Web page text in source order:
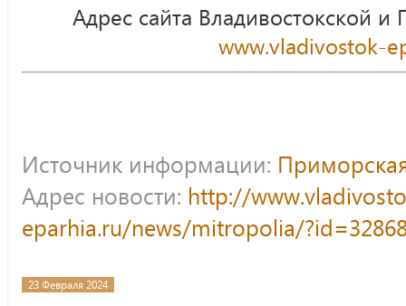
Адрес сайта Владивостокской
www.vladivostok-
Источник информации:
Адрес новости: http://
eparhia.ru/news/mitropolia/
23 Февраля 2024